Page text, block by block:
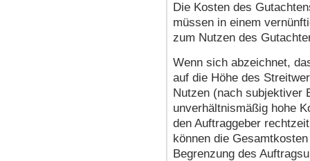
Die Kosten des
müssen in einem
zum Nutzen des
Wenn sich abzeichnet,
auf die Höhe des
Nutzen (nach subjektiver
unverhältnismäßig hohe
den Auftraggeber
können die
Begrenzung des